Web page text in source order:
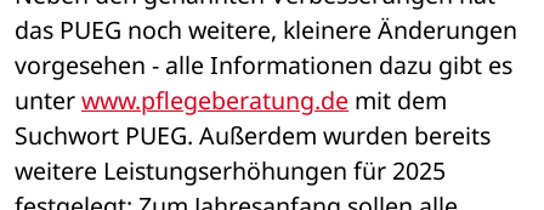
das PUEG noch weitere, kleinere Änderungen
vorgesehen - alle Informationen dazu gibt es
unter www.pflegeberatung.de mit dem
Suchwort PUEG. Außerdem wurden bereits
weitere Leistungserhöhungen für 2025